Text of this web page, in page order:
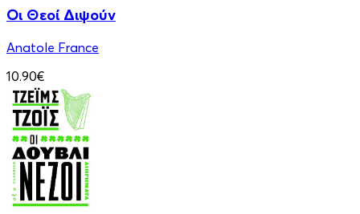
Οι Θεοί Διψούν
Anatole France
10.90€